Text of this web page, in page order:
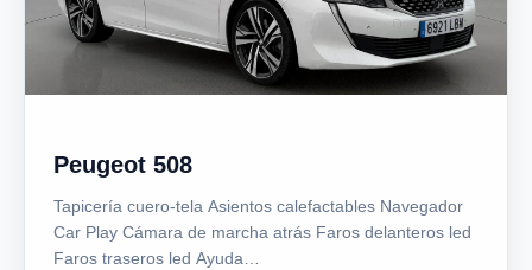
Peugeot 508
Tapicería cuero-tela Asientos calefactables Navegador
Car Play Cámara de marcha atrás Faros delanteros led
Faros traseros led Ayuda…